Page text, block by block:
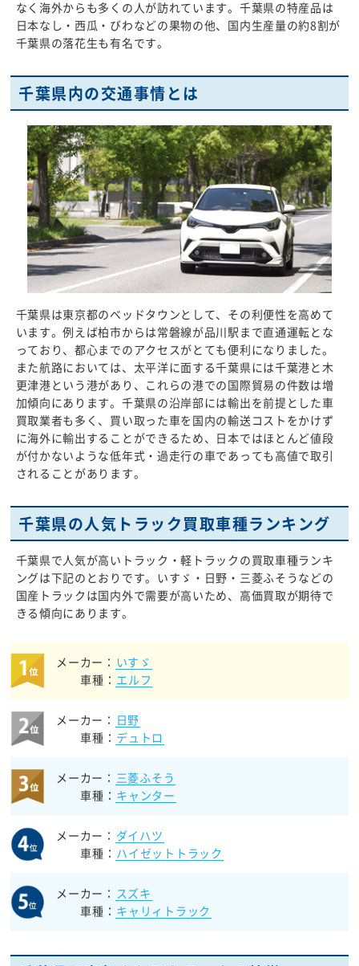
なく海外からも多くの人が訪れています。千葉県の特産品は
日本なし・西瓜・びわなどの果物の他、国内生産量の約8割が
千葉県の落花生も有名です。
千葉県内の交通事情とは
千葉県は東京都のベッドタウンとして、その利便性を高めて
います。例えば柏市からは常磐線が品川駅まで直通運転とな
っており、都心までのアクセスがとても便利になりました。
また航路においては、太平洋に面する千葉県には千葉港と木
更津港という港があり、これらの港での国際貿易の件数は増
加傾向にあります。千葉県の沿岸部には輸出を前提とした車
買取業者も多く、買い取った車を国内の輸送コストをかけず
に海外に輸出することができるため、日本ではほとんど値段
が付かないような低年式・過走行の車であっても高値で取引
されることがあります。
千葉県の人気トラック買取車種ランキング
千葉県で人気が高いトラック・軽トラックの買取車種ランキ
ングは下記のとおりです。いすゞ・日野・三菱ふそうなどの
国産トラックは国内外で需要が高いため、高価買取が期待で
きる傾向にあります。
メーカー： いすゞ
車種： エルフ
メーカー： 日野
車種： デュトロ
メーカー： 三菱ふそう
車種： キャンター
メーカー： ダイハツ
車種： ハイゼットトラック
メーカー： スズキ
車種： キャリィトラック